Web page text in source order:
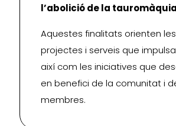
l’abolició de la
Aquestes finalitats orienten
projectes i serveis que
així com les iniciatives que
en benefici de la comunitat i
membres.